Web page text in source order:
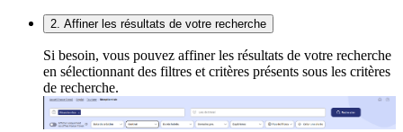
2. Affiner les résultats de votre recherche
Si besoin, vous pouvez affiner les résultats de votre recherche
en sélectionnant des filtres et critères présents sous les critères
de recherche.